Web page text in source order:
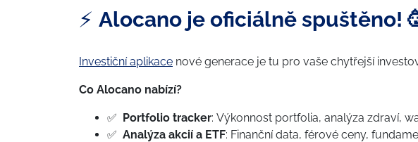
⚡️ Alocano je oficiálně spuštěno!
Investiční aplikace nové generace je tu pro vaše chytřejší
Co Alocano nabízí?
✅ Portfolio tracker: Výkonnost portfolia, analýza zdraví,
✅ Analýza akcií a ETF: Finanční data, férové ceny,